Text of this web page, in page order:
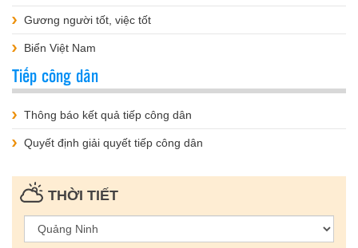
Gương người tốt, việc tốt
Biển Việt Nam
Tiếp công dân
Thông báo kết quả tiếp công dân
Quyết định giải quyết tiếp công dân
THỜI TIẾT